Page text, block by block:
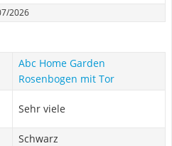
2026
Abc Home Garden
Rosenbogen mit Tor
Sehr viele
Schwarz